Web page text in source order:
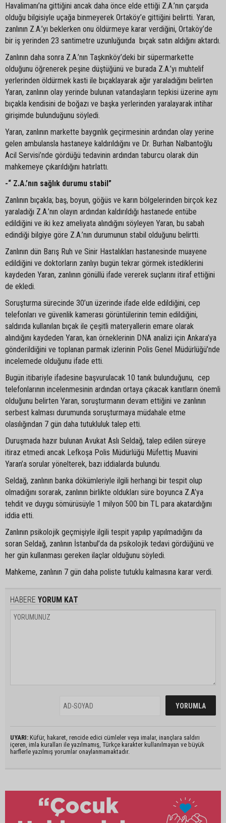
Havalimanı’na gittiğini ancak daha önce elde ettiği Z.A.’nın çarşıda
olduğu bilgisiyle uçağa binmeyerek Ortaköy’e gittiğini belirtti. Yaran,
zanlının Z.A.’yı beklerken onu öldürmeye karar verdiğini, Ortaköy’de
bir iş yerinden 23 santimetre uzunluğunda bıçak satın aldığını aktardı.
Zanlının daha sonra Z.A.’nın Taşkınköy’deki bir süpermarkette
olduğunu öğrenerek peşine düştüğünü ve burada Z.A.’yı muhtelif
yerlerinden öldürmek kasti ile bıçaklayarak ağır yaraladığını belirten
Yaran, zanlının olay yerinde bulunan vatandaşların tepkisi üzerine aynı
bıçakla kendisini de boğazı ve başka yerlerinden yaralayarak intihar
girişimde bulunduğunu söyledi.
Yaran, zanlının markette baygınlık geçirmesinin ardından olay yerine
gelen ambulansla hastaneye kaldırıldığını ve Dr. Burhan Nalbantoğlu
Acil Servisi’nde gördüğü tedavinin ardından taburcu olarak dün
mahkemeye çıkarıldığını hatırlattı.
-“ Z.A.’nın sağlık durumu stabil”
Zanlının bıçakla; baş, boyun, göğüs ve karın bölgelerinden birçok kez
yaraladığı Z.A.’nın olayın ardından kaldırıldığı hastanede entübe
edildiğini ve iki kez ameliyata alındığını söyleyen Yaran, bu sabah
edindiği bilgiye göre Z.A.’nın durumunun stabil olduğunu belirtti.
Zanlının dün Barış Ruh ve Sinir Hastalıkları hastanesinde muayene
edildiğini ve doktorların zanlıyı bugün tekrar görmek istediklerini
kaydeden Yaran, zanlının gönüllü ifade vererek suçlarını itiraf ettiğini
de ekledi.
Soruşturma sürecinde 30’un üzerinde ifade elde edildiğini, cep
telefonları ve güvenlik kamerası görüntülerinin temin edildiğini,
saldırıda kullanılan bıçak ile çeşitli materyallerin emare olarak
alındığını kaydeden Yaran, kan örneklerinin DNA analizi için Ankara’ya
gönderildiğini ve toplanan parmak izlerinin Polis Genel Müdürlüğü’nde
incelemede olduğunu ifade etti.
Bugün itibariyle ifadesine başvurulacak 10 tanık bulunduğunu, cep
telefonlarının incelenmesinin ardından ortaya çıkacak kanıtların önemli
olduğunu belirten Yaran, soruşturmanın devam ettiğini ve zanlının
serbest kalması durumunda soruşturmaya müdahale etme
olasılığından 7 gün daha tutukluluk talep etti.
Duruşmada hazır bulunan Avukat Aslı Seldağ, talep edilen süreye
itiraz etmedi ancak Lefkoşa Polis Müdürlüğü Müfettiş Muavini
Yaran’a sorular yönelterek, bazı iddialarda bulundu.
Seldağ, zanlının banka dökümleriyle ilgili herhangi bir tespit olup
olmadığını sorarak, zanlının birlikte oldukları süre boyunca Z.A’ya
tehdit ve duygu sömürüsüyle 1 milyon 500 bin TL para akatardığını
iddia etti.
Zanlının psikolojik geçmişiyle ilgili tespit yapılıp yapılmadığını da
soran Seldağ, zanlının İstanbul’da da psikolojik tedavi gördüğünü ve
her gün kullanması gereken ilaçlar olduğunu söyledi.
Mahkeme, zanlının 7 gün daha poliste tutuklu kalmasına karar verdi.
HABERE YORUM KAT
UYARI: Küfür, hakaret, rencide edici cümleler veya imalar, inançlara saldırı
içeren, imla kuralları ile yazılmamış, Türkçe karakter kullanılmayan ve büyük
harflerle yazılmış yorumlar onaylanmamaktadır.